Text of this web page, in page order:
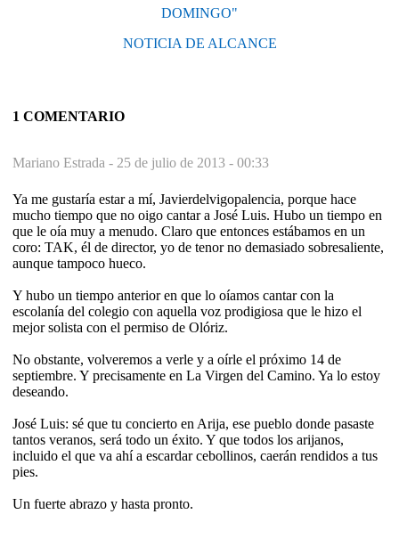
DOMINGO"
NOTICIA DE ALCANCE
1 COMENTARIO
Mariano Estrada - 25 de julio de 2013 - 00:33
Ya me gustaría estar a mí, Javierdelvigopalencia, porque hace
mucho tiempo que no oigo cantar a José Luis. Hubo un tiempo en
que le oía muy a menudo. Claro que entonces estábamos en un
coro: TAK, él de director, yo de tenor no demasiado sobresaliente,
aunque tampoco hueco.
Y hubo un tiempo anterior en que lo oíamos cantar con la
escolanía del colegio con aquella voz prodigiosa que le hizo el
mejor solista con el permiso de Olóriz.
No obstante, volveremos a verle y a oírle el próximo 14 de
septiembre. Y precisamente en La Virgen del Camino. Ya lo estoy
deseando.
José Luis: sé que tu concierto en Arija, ese pueblo donde pasaste
tantos veranos, será todo un éxito. Y que todos los arijanos,
incluido el que va ahí a escardar cebollinos, caerán rendidos a tus
pies.
Un fuerte abrazo y hasta pronto.